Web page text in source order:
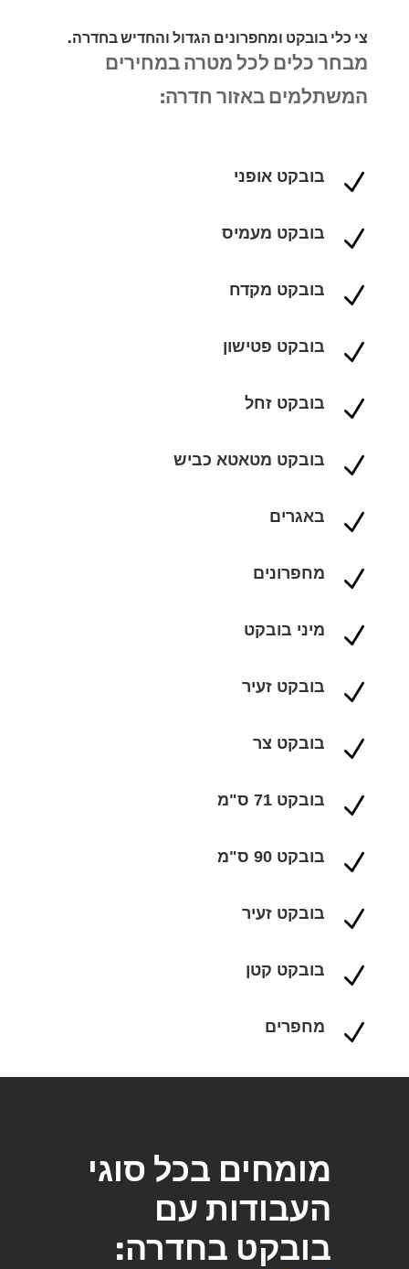
צי כלי בובקט ומחפרונים הגדול והחדיש בחדרה.
מבחר כלים לכל מטרה במחירים
המשתלמים באזור חדרה:
N בובקט אופני
N בובקט מעמיס
N בובקט מקדח
N בובקט פטישון
N בובקט זחל
N בובקט מטאטא כביש
N באגרים
N מחפרונים
N מיני בובקט
N בובקט זעיר
N בובקט צר
N בובקט 71 ס"מ
N בובקט 90 ס"מ
N בובקט זעיר
N בובקט קטן
N מחפרים
מומחים בכל סוגי
העבודות עם
בובקט בחדרה: